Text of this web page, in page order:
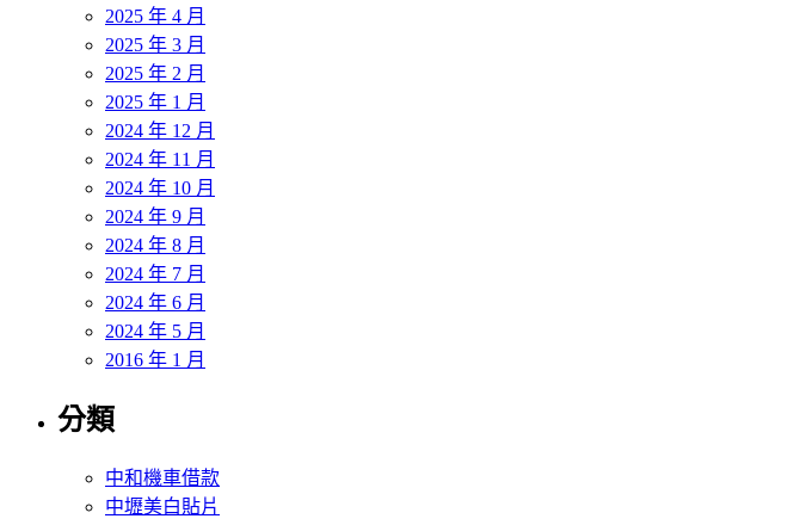
2025 年 4 月
2025 年 3 月
2025 年 2 月
2025 年 1 月
2024 年 12 月
2024 年 11 月
2024 年 10 月
2024 年 9 月
2024 年 8 月
2024 年 7 月
2024 年 6 月
2024 年 5 月
2016 年 1 月
分類
中和機車借款
中壢美白貼片